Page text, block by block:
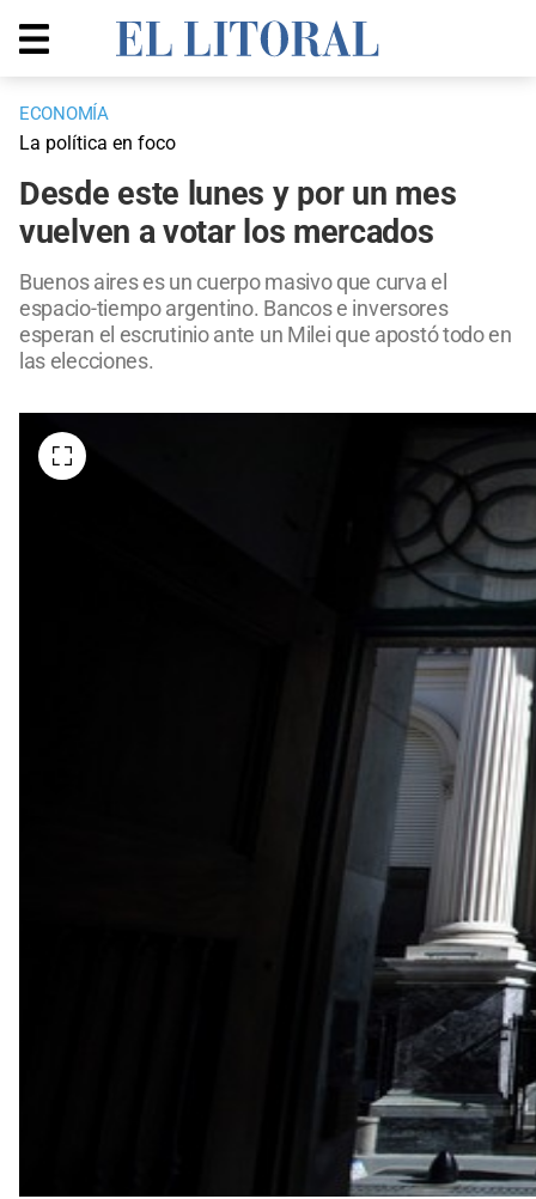
ECONOMÍA
La política en foco
Desde este lunes y por un mes
vuelven a votar los mercados
Buenos aires es un cuerpo masivo que curva el
espacio-tiempo argentino. Bancos e inversores
esperan el escrutinio ante un Milei que apostó todo en
las elecciones.